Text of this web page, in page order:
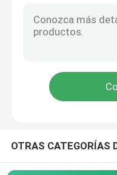
HDPE Geocell
Bolsas de arena de
HDPE Geogrid
OTRAS CATEGORÍAS